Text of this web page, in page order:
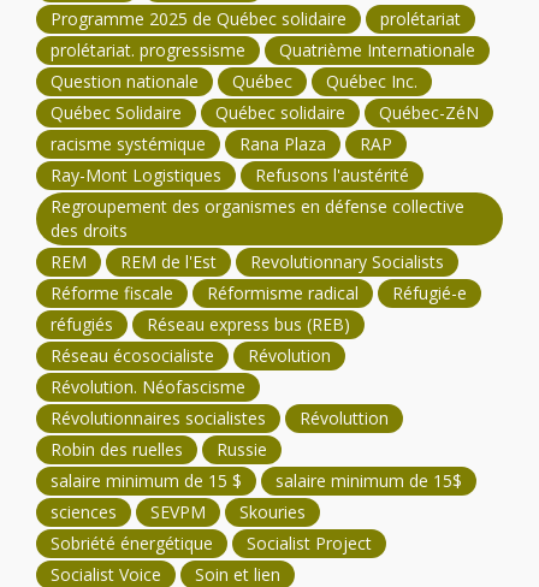
Programme 2025 de Québec solidaire
prolétariat
prolétariat. progressisme
Quatrième Internationale
Question nationale
Québec
Québec Inc.
Québec Solidaire
Québec solidaire
Québec-ZéN
racisme systémique
Rana Plaza
RAP
Ray-Mont Logistiques
Refusons l'austérité
Regroupement des organismes en défense collective
des droits
REM
REM de l'Est
Revolutionnary Socialists
Réforme fiscale
Réformisme radical
Réfugié-e
réfugiés
Réseau express bus (REB)
Réseau écosocialiste
Révolution
Révolution. Néofascisme
Révolutionnaires socialistes
Révoluttion
Robin des ruelles
Russie
salaire minimum de 15 $
salaire minimum de 15$
sciences
SEVPM
Skouries
Sobriété énergétique
Socialist Project
Socialist Voice
Soin et lien